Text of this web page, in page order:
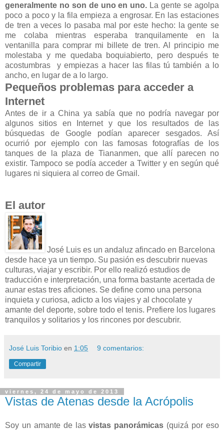
generalmente no son de uno en uno. La gente se agolpa
poco a poco y la fila empieza a engrosar. En las estaciones
de tren a veces lo pasaba mal por este hecho: la gente se
me colaba mientras esperaba tranquilamente en la
ventanilla para comprar mi billete de tren. Al principio me
molestaba y me quedaba boquiabierto, pero después te
acostumbras y empiezas a hacer las filas tú también a lo
ancho, en lugar de a lo largo.
Pequeños problemas para acceder a
Internet
Antes de ir a China ya sabía que no podría navegar por
algunos sitios en Internet y que los resultados de las
búsquedas de Google podían aparecer sesgados. Así
ocurrió por ejemplo con las famosas fotografías de los
tanques de la plaza de Tiananmen, que allí parecen no
existir. Tampoco se podía acceder a Twitter y en según qué
lugares ni siquiera al correo de Gmail.
El autor
José Luis es un andaluz afincado en Barcelona
desde hace ya un tiempo. Su pasión es descubrir nuevas
culturas, viajar y escribir. Por ello realizó estudios de
traducción e interpretación, una forma bastante acertada de
aunar estas tres aficiones. Se define como una persona
inquieta y curiosa, adicto a los viajes y al chocolate y
amante del deporte, sobre todo el tenis. Prefiere los lugares
tranquilos y solitarios y los rincones por descubrir.
José Luis Toribio en 1:05 9 comentarios:
Compartir
viernes, 24 de mayo de 2013
Vistas de Atenas desde la Acrópolis
Soy un amante de lasvistas panorámicas (quizá por eso